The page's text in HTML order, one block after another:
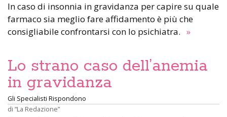
In caso di insonnia in gravidanza per capire su quale
farmaco sia meglio fare affidamento è più che
consigliabile confrontarsi con lo psichiatra. »
Lo strano caso dell’anemia
in gravidanza
Gli Specialisti Rispondono
di “La Redazione”